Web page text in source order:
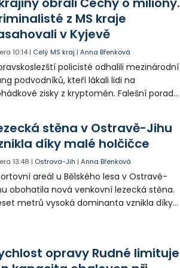
z MS kraje
v Kyjevě
10:14 | Celý MS kraj |Anna Břenková
policisté odhalili mezinárodní
podvodníků, kteří lákali lidi na
zisky z kryptoměn. Falešní poradci
až stovky milionů korun. Na padesátce
prohlídek v Kyjevě se podíleli i
vyšetřovatelé.
stěna v Ostravě-Jihu
díky malé holčičce
13:48 | Ostrava-Jih |Anna Břenková
areál u Bělského lesa v Ostravě-
obohatila nová venkovní lezecká stěna.
metrů vysoká dominanta vznikla díky
opravy Rudné limituje